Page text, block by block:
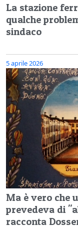
La stazione
qualche
sindaco
5 aprile 2026
Ma è vero che
prevedeva di
racconta